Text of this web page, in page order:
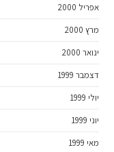
אפריל 2000
מרץ 2000
ינואר 2000
דצמבר 1999
יולי 1999
יוני 1999
מאי 1999